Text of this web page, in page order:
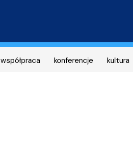
współpraca konferencje kultura